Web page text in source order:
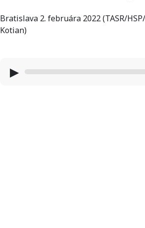
Bratislava 2. februára 2022 (TASR/
Kotian)
▶